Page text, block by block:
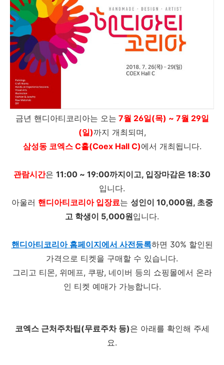
금년 핸디아티코리아는 오는 7월 26일(목) ~ 7월 29일
(일)까지 개최되며,
삼성동 코엑스 C홀(Coex Hall C)에서 개최됩니다.
관람시간은 11:00 ~ 19:00까지이고, 입장마감은 18:30
입니다.
아울러 핸디아티코리아 입장료는 성인이 10,000원, 초중
고 학생이 5,000원입니다.
핸디아티코리아 홈페이지에서 사전등록하면 30% 할인된
가격으로 티켓을 구매할 수 있습니다.
그리고 티몬, 위메프, 쿠팡, 네이버 등의 쇼핑몰에서 온라
인 티켓 예매가 가능합니다.
코엑스 근처주차팁(무료주차 등)은 아래를 확인해 주세
요.